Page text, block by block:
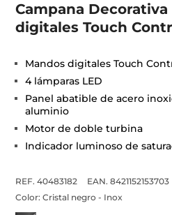
Campana
digitales Touch
Mandos digitales Touch
4 lámparas LED
Panel abatible de acero
aluminio
Motor de doble turbina
Indicador luminoso de
REF. 40483182
EAN. 8421152153703
Color:Cristal negro - Inox